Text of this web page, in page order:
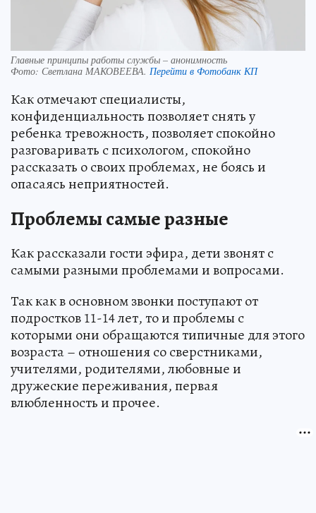
Главные принципы работы службы – анонимность
Фото: Светлана МАКОВЕЕВА. Перейти в Фотобанк КП
Как отмечают специалисты,
конфиденциальность позволяет снять у
ребенка тревожность, позволяет спокойно
разговаривать с психологом, спокойно
рассказать о своих проблемах, не боясь и
опасаясь неприятностей.
Проблемы самые разные
Как рассказали гости эфира, дети звонят с
самыми разными проблемами и вопросами.
Так как в основном звонки поступают от
подростков 11-14 лет, то и проблемы с
которыми они обращаются типичные для этого
возраста – отношения со сверстниками,
учителями, родителями, любовные и
дружеские переживания, первая
влюбленность и прочее.